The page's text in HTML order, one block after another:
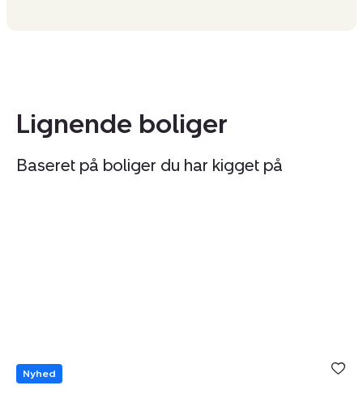
Lignende boliger
Baseret på boliger du har kigget på
Nyhed